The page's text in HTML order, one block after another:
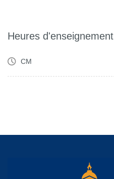
Heures d'enseignement
CM